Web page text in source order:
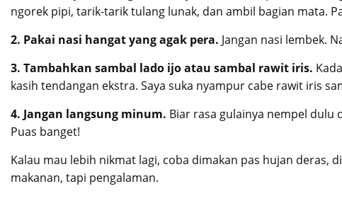
ngorek pipi, tarik-tarik tulang lunak, dan ambil bagian mata.
2. Pakai nasi hangat yang agak pera. Jangan nasi lembek.
3. Tambahkan sambal lado ijo atau sambal rawit iris.
kasih tendangan ekstra. Saya suka nyampur cabe rawit iris
4. Jangan langsung minum. Biar rasa gulainya nempel
Puas banget!
Kalau mau lebih nikmat lagi, coba dimakan pas hujan deras,
makanan, tapi pengalaman.